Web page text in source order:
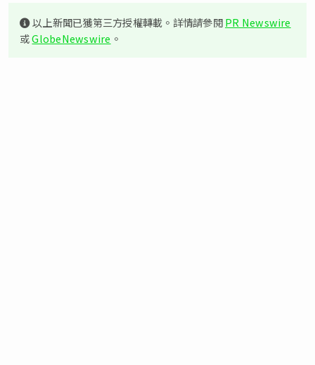
以上新聞已獲第三方授權轉載。詳情請參閱PR Newswire
或GlobeNewswire 。